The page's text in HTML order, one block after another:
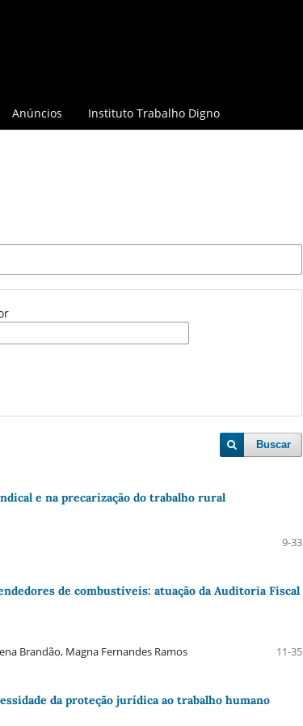
Anúncios Instituto Trabalho Digno
Buscar
e na precarização do trabalho rural
9-33
de combustíveis: atuação da Auditoria Fiscal
Brandão, Magna Fernandes Ramos
11-35
da proteção jurí­dica ao trabalho humano